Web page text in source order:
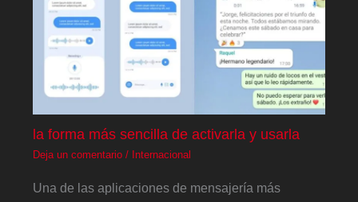
la forma más sencilla de activarla y usarla
Deja un comentario / Internacional
Una de las aplicaciones de mensajería más